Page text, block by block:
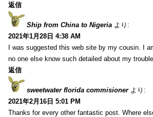
返信
Ship from China to Nigeria より:
2021年1月28日 4:38 AM
I was suggested this web site by my cousin. I
no one else know such detailed about my
返信
sweetwater florida commisioner より:
2021年2月16日 5:01 PM
Thanks for every other fantastic post. Where